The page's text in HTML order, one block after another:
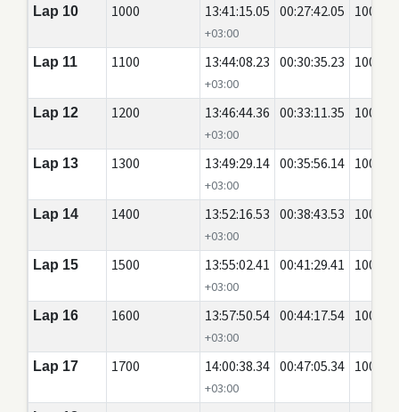
Lap 10 1000 13:41:15.05
+03:00
00:27:42.05 100
Lap 11 1100 13:44:08.23
+03:00
00:30:35.23 100
Lap 12 1200 13:46:44.36
+03:00
00:33:11.35 100
Lap 13 1300 13:49:29.14
+03:00
00:35:56.14 100
Lap 14 1400 13:52:16.53
+03:00
00:38:43.53 100
Lap 15 1500 13:55:02.41
+03:00
00:41:29.41 100
Lap 16 1600 13:57:50.54
+03:00
00:44:17.54 100
Lap 17 1700 14:00:38.34
+03:00
00:47:05.34 100